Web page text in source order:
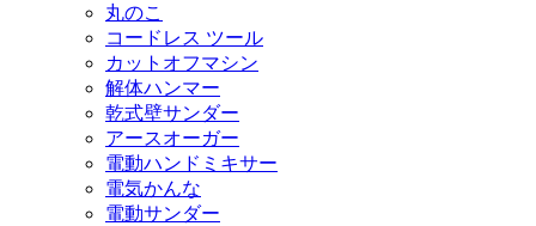
丸のこ
コードレス ツール
カットオフマシン
解体ハンマー
乾式壁サンダー
アースオーガー
電動ハンドミキサー
電気かんな
電動サンダー